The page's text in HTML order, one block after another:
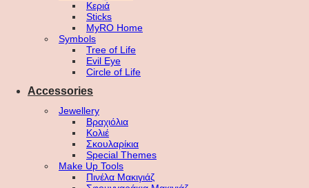
Κεριά
Sticks
MyRO Home
Symbols
Tree of Life
Evil Eye
Circle of Life
Accessories
Jewellery
Βραχιόλια
Κολιέ
Σκουλαρίκια
Special Themes
Make Up Tools
Πινέλα Μακιγιάζ